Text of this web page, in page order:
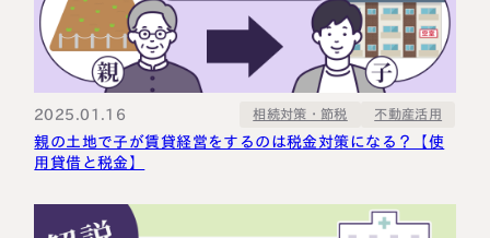
2025.01.16 相続対策・節税 不動産活用
親の土地で子が賃貸経営をするのは税金対策になる？【使
用貸借と税金】